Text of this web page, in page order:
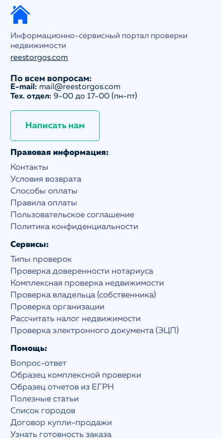
Информационно-сервисный портал проверки
недвижимости
reestorgos.com
По всем вопросам:
E-mail: mail@reestorgos.com
Тех. отдел: 9-00 до 17-00 (пн-пт)
Написать нам
Правовая информация:
Контакты
Условия возврата
Способы оплаты
Правила оплаты
Пользовательское соглашение
Политика конфиденциальности
Сервисы:
Типы проверок
Проверка доверенности нотариуса
Комплексная проверка недвижимости
Проверка владельца (собственника)
Проверка организации
Рассчитать налог недвижимости
Проверка электронного документа (ЭЦП)
Помощь:
Вопрос-ответ
Образец комплексной проверки
Образец отчетов из ЕГРН
Полезные статьи
Список городов
Договор купли-продажи
Узнать готовность заказа